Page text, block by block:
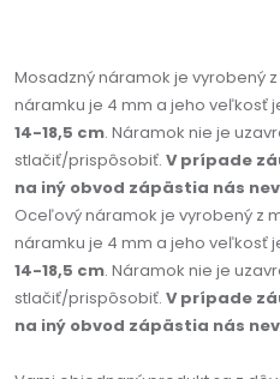
Mosadzný náramok je vyrobený
náramku je 4 mm a jeho veľkosť
14-18,5 cm. Náramok nie je
stlačiť/prispôsobiť. V prípade
na iný obvod zápästia nás
Oceľový náramok je vyrobený z
náramku je 4 mm a jeho veľkosť
14-18,5 cm. Náramok nie je
stlačiť/prispôsobiť. V prípade
na iný obvod zápästia nás